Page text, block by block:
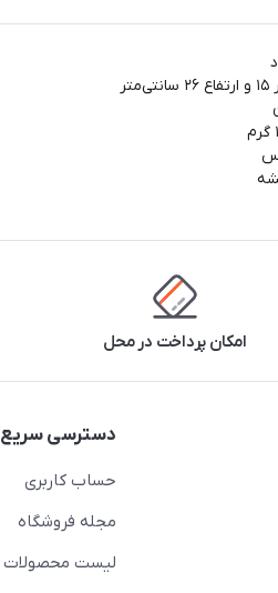
امکان پرداخت در محل
دسترسی سریع
حساب کاربری
مجله فروشگاه
لیست محصولات